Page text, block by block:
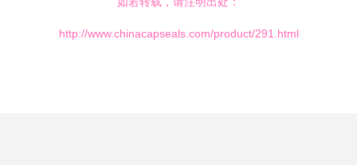
http://www.chinacapseals.com/product/291.html